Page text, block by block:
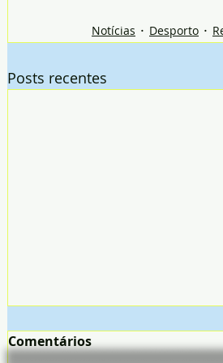
Notícias Desporto
Posts recentes
Comentários